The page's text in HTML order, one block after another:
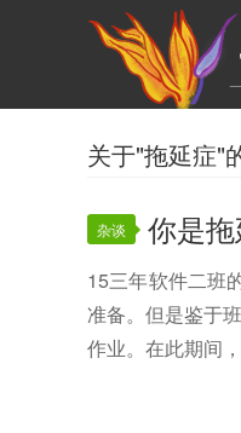
关于"拖延症"
杂谈 你是
15三年软件二班
准备。但是鉴于
作业。在此期间